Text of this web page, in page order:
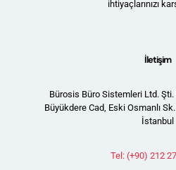
ihtiyaçlarınızı
İletişim
Bürosis Büro Sistemleri Ltd.
Büyükdere Cad, Eski Osmanlı
İstanbul
Tel: (+90) 212